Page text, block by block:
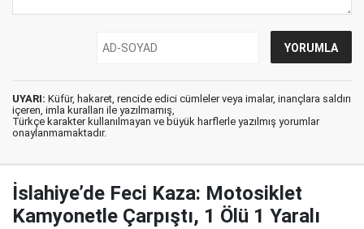
UYARI: Küfür, hakaret, rencide edici cümleler veya imalar, inançlara saldırı
içeren, imla kuralları ile yazılmamış,
Türkçe karakter kullanılmayan ve büyük harflerle yazılmış yorumlar
onaylanmamaktadır.
İslahiye’de Feci Kaza: Motosiklet
Kamyonetle Çarpıştı, 1 Ölü 1 Yaralı